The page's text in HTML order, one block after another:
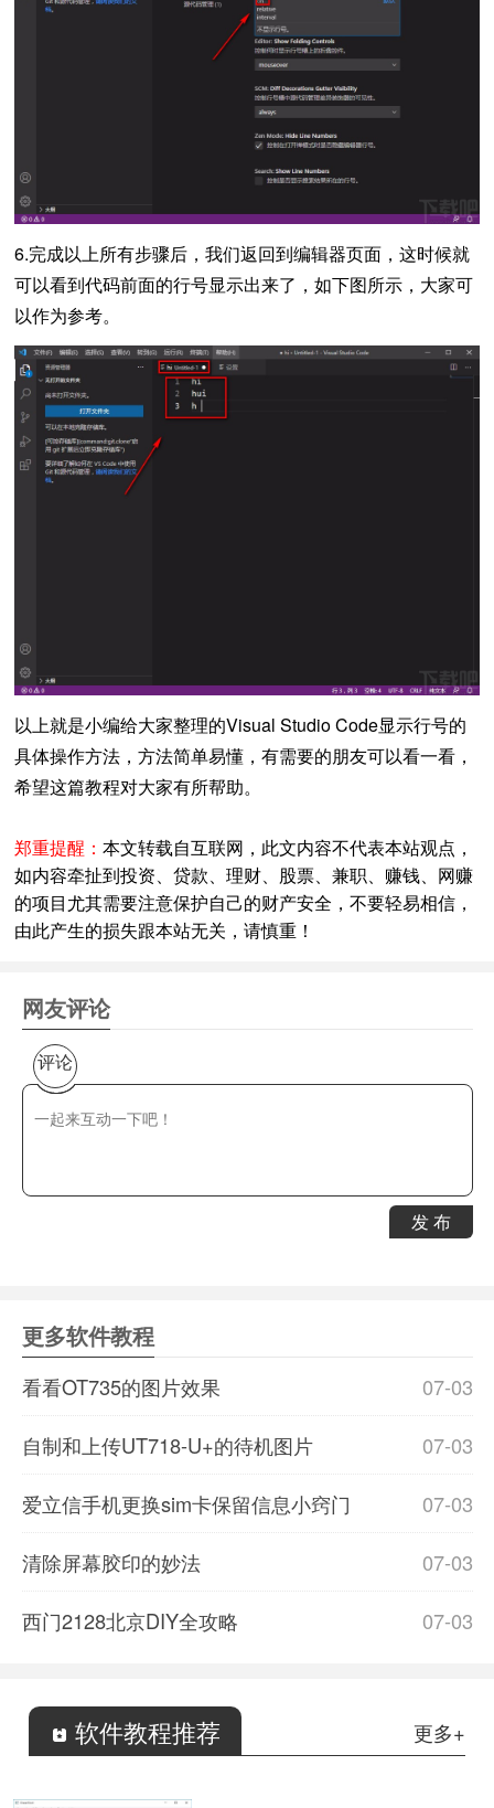
6.完成以上所有步骤后，我们返回到编辑器页面，这时候就
可以看到代码前面的行号显示出来了，如下图所示，大家可
以作为参考。
以上就是小编给大家整理的Visual Studio Code显示行号的
具体操作方法，方法简单易懂，有需要的朋友可以看一看，
希望这篇教程对大家有所帮助。
郑重提醒： 本文转载自互联网，此文内容不代表本站观点，
如内容牵扯到投资、贷款、理财、股票、兼职、赚钱、网赚
的项目尤其需要注意保护自己的财产安全，不要轻易相信，
由此产生的损失跟本站无关，请慎重！
网友评论
评论
发 布
更多软件教程
07-03
看看OT735的图片效果
07-03
自制和上传UT718-U+的待机图片
07-03
爱立信手机更换sim卡保留信息小窍门
07-03
清除屏幕胶印的妙法
07-03
西门2128北京DIY全攻略
软件教程推荐 更多+